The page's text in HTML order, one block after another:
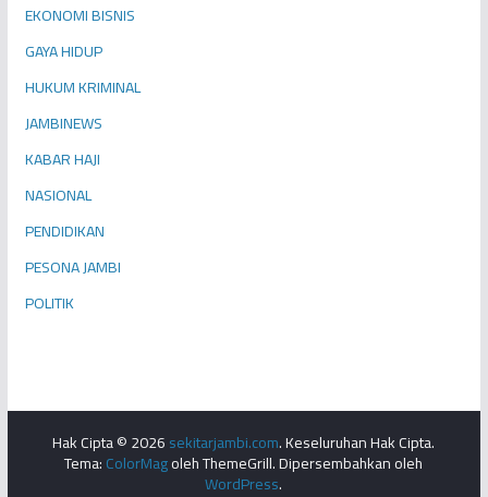
EKONOMI BISNIS
GAYA HIDUP
HUKUM KRIMINAL
JAMBINEWS
KABAR HAJI
NASIONAL
PENDIDIKAN
PESONA JAMBI
POLITIK
Hak Cipta © 2026sekitarjambi.com. Keseluruhan Hak Cipta.
Tema:ColorMagoleh ThemeGrill. Dipersembahkan oleh
WordPress.